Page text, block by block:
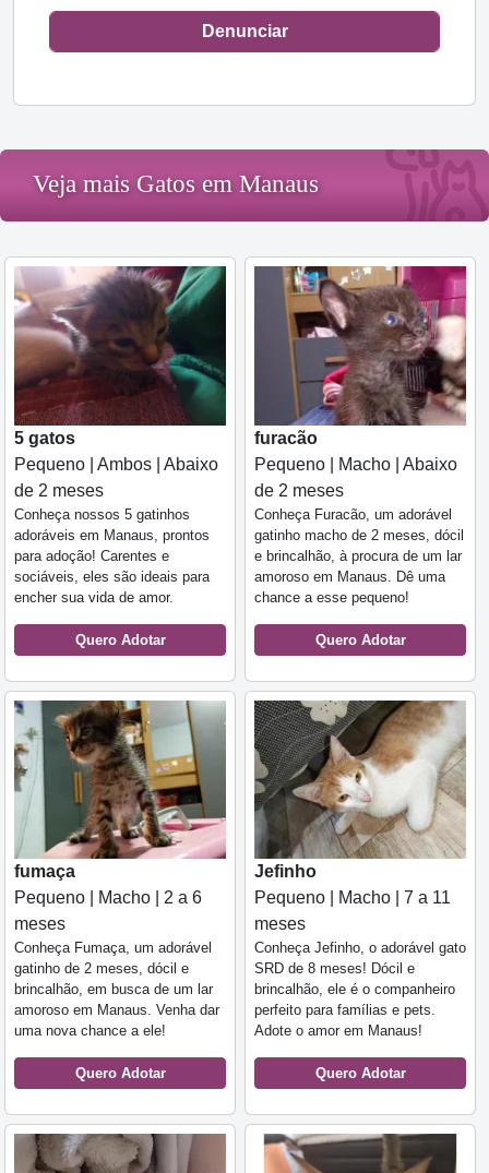
Denunciar
Veja mais Gatos em Manaus
5 gatos
Pequeno | Ambos | Abaixo
de 2 meses
Conheça nossos 5 gatinhos
adoráveis em Manaus, prontos
para adoção! Carentes e
sociáveis, eles são ideais para
encher sua vida de amor.
Quero Adotar
furacão
Pequeno | Macho | Abaixo
de 2 meses
Conheça Furacão, um adorável
gatinho macho de 2 meses, dócil
e brincalhão, à procura de um lar
amoroso em Manaus. Dê uma
chance a esse pequeno!
Quero Adotar
fumaça
Pequeno | Macho | 2 a 6
meses
Conheça Fumaça, um adorável
gatinho de 2 meses, dócil e
brincalhão, em busca de um lar
amoroso em Manaus. Venha dar
uma nova chance a ele!
Quero Adotar
Jefinho
Pequeno | Macho | 7 a 11
meses
Conheça Jefinho, o adorável gato
SRD de 8 meses! Dócil e
brincalhão, ele é o companheiro
perfeito para famílias e pets.
Adote o amor em Manaus!
Quero Adotar